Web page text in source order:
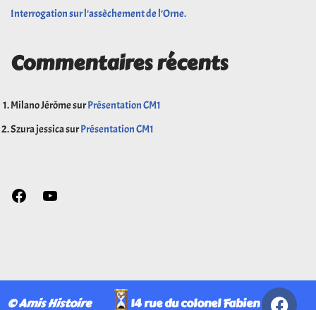
Interrogation sur l’assèchement de l’Orne.
Commentaires récents
Milano JérômesurPrésentation CM1
Szura jessicasurPrésentation CM1
© Amis Histoire 14 rue du colonel Fabien